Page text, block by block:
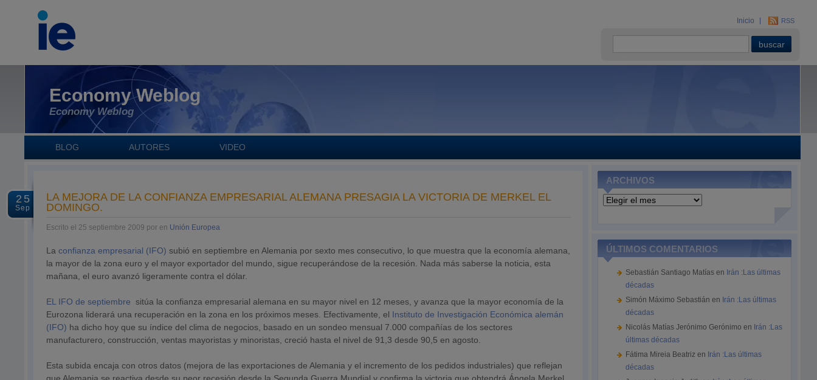
Inicio RSS
Economy Weblog
Economy Weblog
BLOG AUTORES VIDEO
25
Sep
LA MEJORA DE LA CONFIANZA EMPRESARIAL ALEMANA PRESAGIA LA VICTORIA DE MERKEL EL
DOMINGO.
Escrito el 25 septiembre 2009 por en Unión Europea
Laconfianza empresarial (IFO)subió en septiembre en Alemania por sexto mes consecutivo, lo que muestra que la economía alemana,
la mayor de la zona euro y el mayor exportador del mundo, sigue recuperándose de la recesión. Nada más saberse la noticia, esta
mañana, el euro avanzó ligeramente contra el dólar.
EL IFO de septiembre sitúa la confianza empresarial alemana en su mayor nivel en 12 meses, y avanza que la mayor economía de la
Eurozona liderará una recuperación en la zona en los próximos meses. Efectivamente, el Instituto de Investigación Económica alemán
(IFO) ha dicho hoy que su índice del clima de negocios, basado en un sondeo mensual 7.000 compañías de los sectores
manufacturero, construcción, ventas mayoristas y minoristas, creció hasta el nivel de 91,3 desde 90,5 en agosto.
Esta subida encaja con otros datos (mejora de las exportaciones de Alemania y el incremento de los pedidos industriales) que reflejan
ARCHIVOS
Archivos
ÚLTIMOS COMENTARIOS
Sebastián Santiago Matías en Irán :Las últimas
décadas
Simón Máximo Sebastián en Irán :Las últimas
décadas
Nicolás Matías Jerónimo Gerónimo en Irán :Las
últimas décadas
Fátima Mireia Beatriz en Irán :Las últimas
décadas